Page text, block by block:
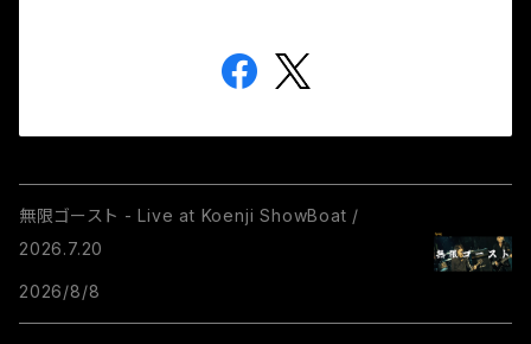
無限ゴースト - Live at Koenji ShowBoat /
2026.7.20
2026/8/8